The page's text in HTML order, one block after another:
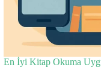
En İyi Kitap Okuma